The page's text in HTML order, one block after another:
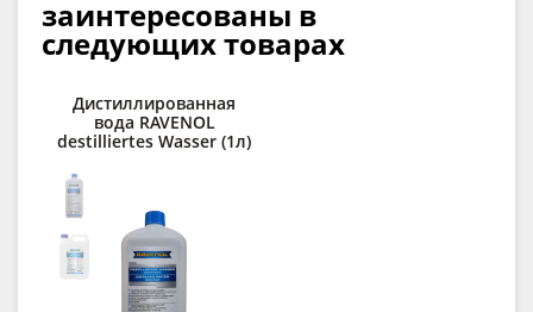
заинтересованы в
следующих товарах
Дистиллированная
вода RAVENOL
destilliertes Wasser (1л)